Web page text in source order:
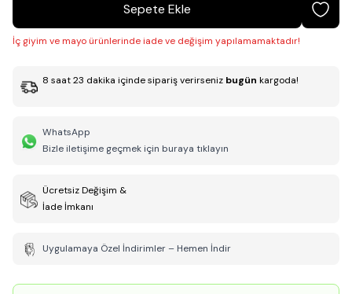
Sepete Ekle
İç giyim ve mayo ürünlerinde iade ve değişim yapılamamaktadır!
8 saat23 dakika içinde sipariş verirseniz bugün kargoda!
WhatsApp
Bizle iletişime geçmek için buraya tıklayın
Ücretsiz Değişim &
İade İmkanı
Uygulamaya Özel İndirimler – Hemen İndir